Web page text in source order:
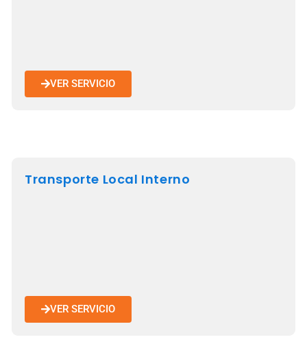
VER SERVICIO
Transporte Local Interno
VER SERVICIO